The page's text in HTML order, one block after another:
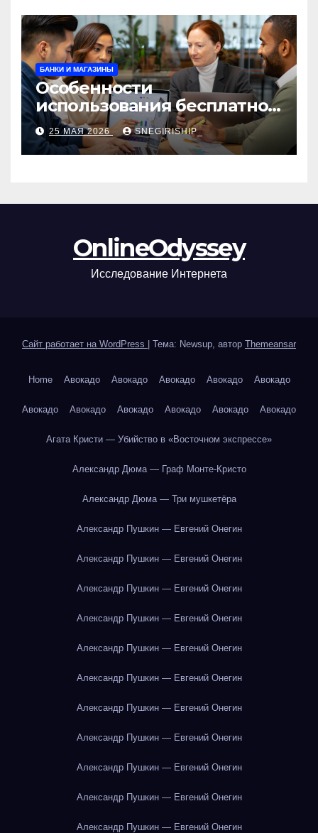
БАНКИ И МАГАЗИНЫ
Особенности
использования бесплатной
версии программ для
автоматизации и
управления предприятием
25 МАЯ 2026 SNEGIRISHIP_
OnlineOdyssey
Исследование Интернета
Сайт работает на WordPress Тема: Newsup, автор Themeansar
Home Авокадо Авокадо Авокадо Авокадо Авокадо
Авокадо Авокадо Авокадо Авокадо Авокадо Авокадо
Агата Кристи — Убийство в «Восточном экспрессе»
Александр Дюма — Граф Монте-Кристо
Александр Дюма — Три мушкетёра
Александр Пушкин — Евгений Онегин
Александр Пушкин — Евгений Онегин
Александр Пушкин — Евгений Онегин
Александр Пушкин — Евгений Онегин
Александр Пушкин — Евгений Онегин
Александр Пушкин — Евгений Онегин
Александр Пушкин — Евгений Онегин
Александр Пушкин — Евгений Онегин
Александр Пушкин — Евгений Онегин
Александр Пушкин — Евгений Онегин
Александр Пушкин — Евгений Онегин